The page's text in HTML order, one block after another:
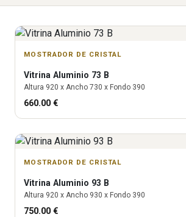
MOSTRADOR DE CRISTAL
Vitrina Aluminio 73 B
Altura 920 x Ancho 730 x Fondo 390
660.00 €
MOSTRADOR DE CRISTAL
Vitrina Aluminio 93 B
Altura 920 x Ancho 930 x Fondo 390
750.00 €